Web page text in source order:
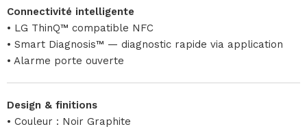
Connectivité intelligente
• LG ThinQ™ compatible NFC
• Smart Diagnosis™ — diagnostic rapide via application
• Alarme porte ouverte
Design & finitions
• Couleur : Noir Graphite